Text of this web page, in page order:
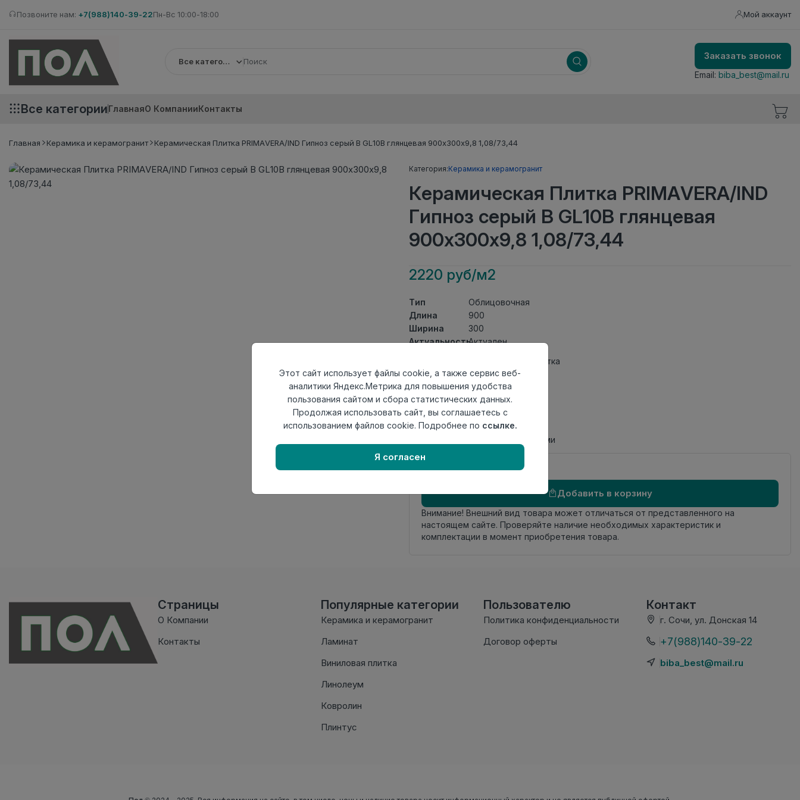
Позвоните нам: +7(988)140-39-22Пн-Вс 10:00-18:00 Мой аккаунт
Все категории
Заказать звонок
Email: biba_best@mail.ru
Все категорииГлавнаяО КомпанииКонтакты
Главная Керамика и керамогранит Керамическая Плитка PRIMAVERA/IND Гипноз серый В GL10B глянцевая 900х300х9,8 1,08/73,44
Категория:Керамика и керамогранит
Керамическая Плитка PRIMAVERA/IND
Гипноз серый В GL10B глянцевая
900х300х9,8 1,08/73,44
2220 руб/м2
Тип
Облицовочная
Длина
900
Ширина
300
АктуальностьАктуален
группа
Керамическая Плитка
Толщина
9,8
Поверхность
глянцевая
Страна
происхождения
Индия
Номер
комплекта
Книга с коллекциями
Осталось18 упак
Добавить в корзину
Внимание! Внешний вид товара может отличаться от представленного на
настоящем сайте. Проверяйте наличие необходимых характеристик и
комплектации в момент приобретения товара.
Страницы
О Компании
Контакты
Популярные категории
Керамика и керамогранит
Ламинат
Виниловая плитка
Линолеум
Ковролин
Плинтус
Пользователю
Политика конфиденциальности
Договор оферты
Контакт
г. Сочи, ул. Донская 14
+7(988)140-39-22
biba_best@mail.ru
Этот сайт использует файлы cookie, а также сервис веб-
аналитики Яндекс.Метрика для повышения удобства
пользования сайтом и сбора статистических данных.
Продолжая использовать сайт, вы соглашаетесь с
использованием файлов cookie. Подробнее по ссылке.
Я согласен